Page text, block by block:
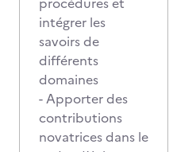
intégrer les
savoirs de
différents
domaines
- Apporter des
contributions
novatrices dans le